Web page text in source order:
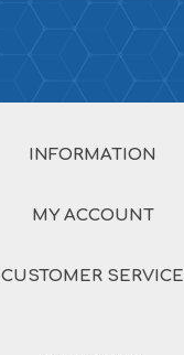
INFORMATION
MY ACCOUNT
CUSTOMER SERVICE